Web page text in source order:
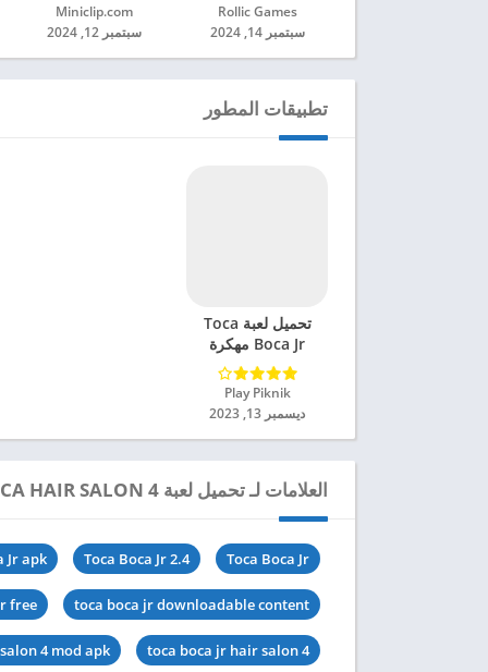
Rollic Games‏
سبتمبر 14, 2024
Miniclip.com‏
سبتمبر 12, 2024
تطبيقات المطور
تحميل لعبة Toca
Boca Jr مهكرة
للاندرويد 2024
Play Piknik‏
ديسمبر 13, 2023
العلامات لـ تحميل لعبة TOCA HAIR SALON 4 مهكرة للاندرويد 2024
Toca Boca Jr
Toca Boca Jr 2.4
Jr apk
toca boca jr downloadable content
free
toca boca jr hair salon 4
4 mod apk